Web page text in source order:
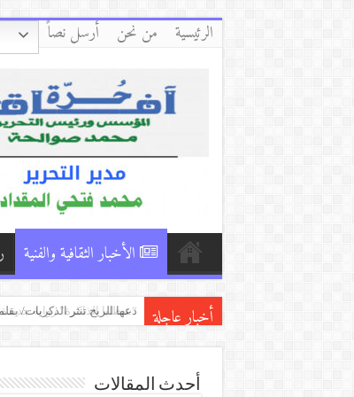
الرئيسية من نحن أرسل نصاً
الأخبار الثقافية والفنية
أخبار عاجلة “شظايا الذاكرة” رواية
*رواية “حين ينطق الصمت”
تأويل الصدمات بين شهلا
أحدث المقالات